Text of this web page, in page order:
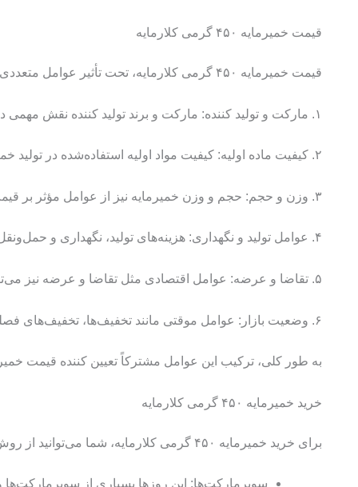
قیمت خمیرمایه ۴۵۰ گرمی کلارمایه
قیمت خمیرمایه ۴۵۰ گرمی کلارمایه، تحت تأثیر عوامل متعددی قرار می‌گیرد. این عوامل عبارتند از:
۱. مارکت و تولید کننده: مارکت و برند تولید کننده نقش مهمی در قیمت خمیرمایه دارند.
۲. کیفیت ماده اولیه: کیفیت مواد اولیه استفاده‌شده در تولید خمیرمایه نیز تأثیر بسزایی در قیمت دارد. خمیرمایه‌هایی با مواد اولیه با کیفیت و ارگانیک معمولاً قیمت بالاتری دارند.
۳. وزن و حجم: حجم و وزن خمیرمایه نیز از عوامل مؤثر بر قیمت است. هر چقدر وزن و حجم خمیرمایه بیشتر یاشد، قیمت بالاتری دارد.
۴. عوامل تولید و نگهداری: هزینه‌های تولید، نگهداری و حمل‌ونقل نیز به قیمت افزوده می‌شوند. اگر فرآیند تولید یا شرایط نگهداری پیچیده‌تر باشد، قیمت ممکن است افزایش یابد.
۵. تقاضا و عرضه: عوامل اقتصادی مثل تقاضا و عرضه نیز می‌توانند قیمت را تحت تأثیر قرار دهند. در بازار رقابتی و تقاضای بالا، قیمت معمولاً افزایش می‌یابد.
۶. وضعیت بازار: عوامل موقتی مانند تخفیف‌ها، تخفیف‌های فصلی یا تخفیف‌های ویژه نیز می‌توانند تأثیر زیادی بر قیمت داشته باشند.
به طور کلی، ترکیب این عوامل مشترکاً تعیین کننده قیمت خمیرمایه ۴۵۰ گرمی کلارمایه است و مصرف‌کننده باید تصمیم‌گیری کند که کدام عوامل برای
خرید خمیرمایه ۴۵۰ گرمی کلارمایه
برای خرید خمیرمایه ۴۵۰ گرمی کلارمایه، شما می‌توانید از روش‌های مختلف زیر استفاده کنید:
سوپرمارکت‌ها: این روزها بسیاری از سوپرمارکت‌ها